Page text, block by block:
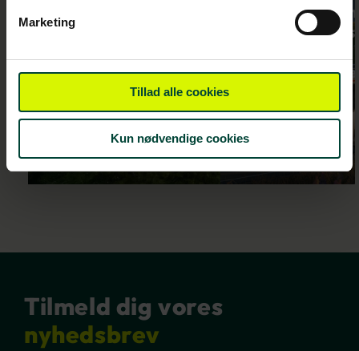
Marketing
Tillad alle cookies
Kun nødvendige cookies
fra nord til syd
autocamper
New
fra nord til
Tilmeld dig vores
nyhedsbrev